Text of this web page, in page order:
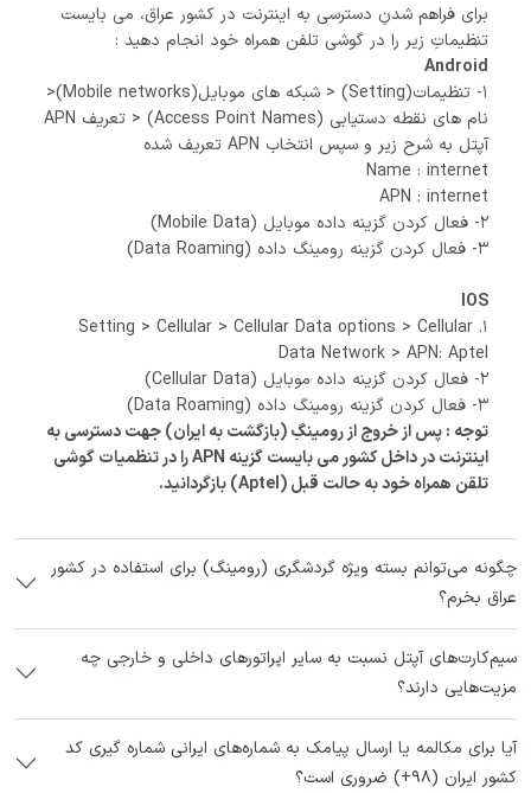
برای فراهم شدنِ دسترسی به اینترنت در کشور عراق، می بایست
تنظیماتِ زیر را در گوشی تلفن همراه خود انجام دهید :
Android
1- تنظیمات(Setting) < شبکه های موبایل(Mobile networks)<
نام های نقطه دستیابی (Access Point Names) < تعریف APN
آپتل به شرح زیر و سپس انتخاب APN تعریف شده
Name : internet
APN : internet
2- فعال کردن گزینه داده موبایل (Mobile Data)
3- فعال کردن گزینه رومینگ داده (Data Roaming)
IOS
1. Setting > Cellular > Cellular Data options > Cellular
Data Network > APN: Aptel
2- فعال کردن گزینه داده موبایل (Cellular Data)
3- فعال کردن گزینه رومینگ داده (Data Roaming)
توجه : پس از خروج از رومینگِ (بازگشت به ایران) جهت دسترسی به
اینترنت در داخل کشور می بایست گزینه APN را در تنظمیات گوشی
تلقن همراه خود به حالت قبل (Aptel) بازگردانید.
چگونه می‌توانم بسته ویژه گردشگری (رومینگ) برای استفاده در کشور
عراق بخرم؟
سیم‌کارت‌های آپتل نسبت به سایر اپراتورهای داخلی و خارجی چه
مزیت‌هایی دارند؟
آیا برای مکالمه یا ارسال پیامک به شماره‌های ایرانی شماره گیری کد
کشور ایران (98+) ضروری است؟